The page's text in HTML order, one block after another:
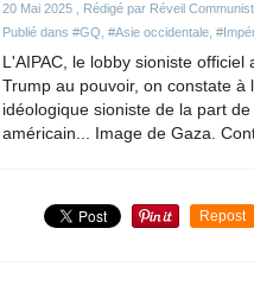
20 Mai 2025 , Rédigé par Réveil
Publié dans #GQ #Asie occidentale
L'AIPAC, le lobby sioniste
Trump au pouvoir, on constate à
idéologique sioniste de la part
américain... Image de Gaza.
Repost